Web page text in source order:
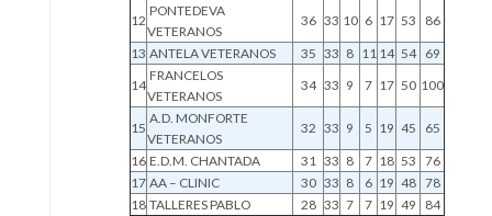
12
PONTEDEVA
VETERANOS
36 33 10 6 17 53
86
13 ANTELA VETERANOS 35 33 8 11 14 54
69
14
FRANCELOS
VETERANOS
34 33 9 7 17 50 100
15
A.D. MONFORTE
VETERANOS
32 33 9 5 19 45
65
16 E.D.M. CHANTADA 31 33 8 7 18 53 76
17 AA – CLINIC 30 33 8 6 19 48 78
18 TALLERES PABLO 28 33 7 7 19 49 84